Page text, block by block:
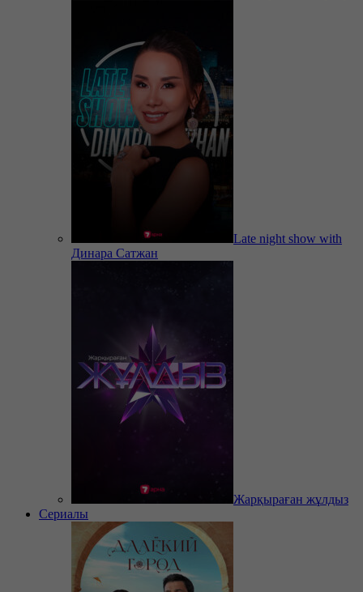
Late night show with
Динара Сатжан
Жарқыраған жұлдыз
Сериалы